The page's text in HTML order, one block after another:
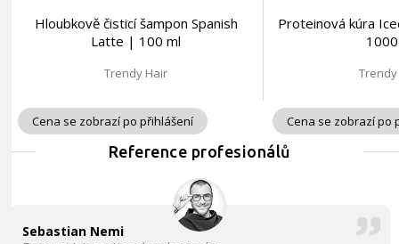
Hloubkově čisticí šampon Spanish
Latte | 100 ml
Trendy Hair
Cena se zobrazí po přihlášení
Proteinová kúra
Cena se zobrazí po
Reference profesionálů
Sebastian Nemi